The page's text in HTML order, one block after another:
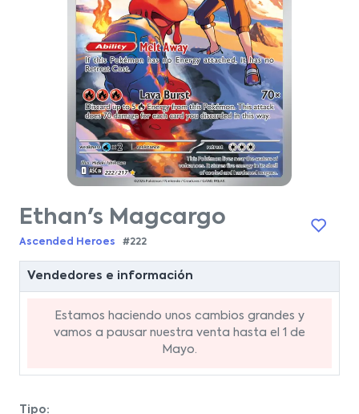
Ethan's Magcargo
Ascended Heroes #222
Vendedores e información
Estamos haciendo unos cambios grandes y
vamos a pausar nuestra venta hasta el 1 de
Mayo.
Tipo: